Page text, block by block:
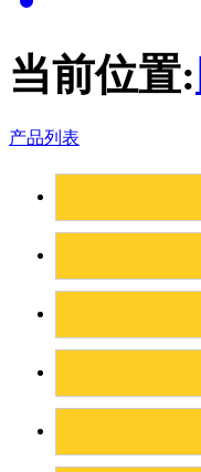
当前位置:
产品列表